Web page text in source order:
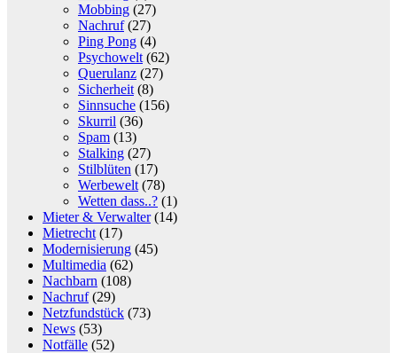
Mobbing (27)
Nachruf(27)
Ping Pong (4)
Psychowelt (62)
Querulanz (27)
Sicherheit (8)
Sinnsuche (156)
Skurril (36)
Spam (13)
Stalking (27)
Stilblüten (17)
Werbewelt (78)
Wetten dass..? (1)
Mieter & Verwalter(14)
Mietrecht (17)
Modernisierung (45)
Multimedia (62)
Nachbarn (108)
Nachruf(29)
Netzfundstück (73)
News (53)
Notfälle (52)